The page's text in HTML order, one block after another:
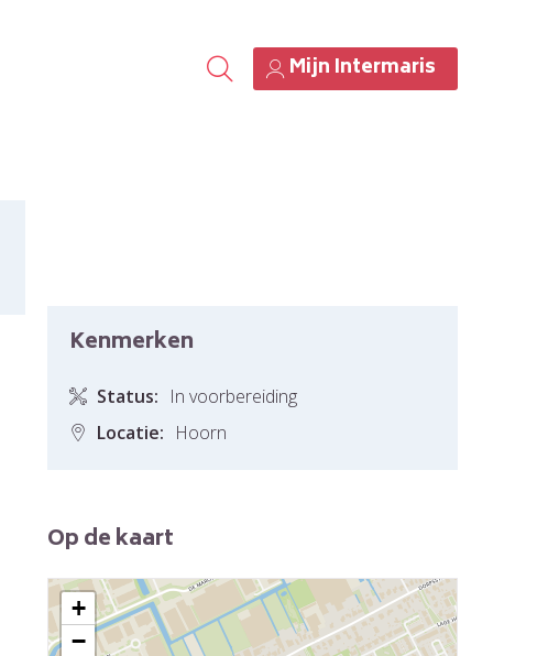
Mijn Intermaris
Kenmerken
Status: In voorbereiding
Locatie: Hoorn
Op de kaart
+
−